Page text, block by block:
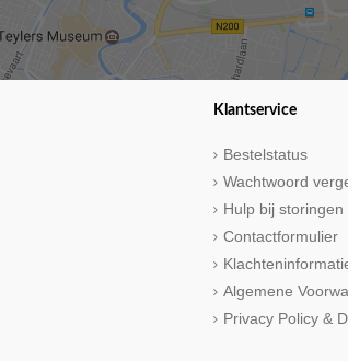
Klantservice
Bestelstatus
Wachtwoord
Hulp bij storingen
Contactformulier
Algemene
Privacy Policy &